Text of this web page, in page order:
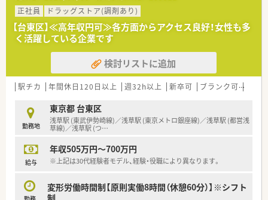
し、1日約230枚に常時8名以上で対応します。
■施設と居宅の在宅業務にも対応しており、幅広い年代の患者様
に対して地域密着型の医療を提供しています。
【法人特徴について】
■全国に多数の店舗を展開し、医療モール事業の先駆者として着
実な成長と安定した経営基盤を誇る大手企業です。
■営業利益率が高く報酬改定の影響を受けにくい強固な経営体
■患者様との距離が近い地域密着型の店舗展開を行っており、一
人ひとりに丁寧に向き合う医療を実現しています。
■国が推進する患者のための薬局ビジョンに賛同し、かかりつけ
機能や健康サポート機能の充実を図っています。
社負担のeラーニング受講を用意しています。
■独自の健康情報誌を定期的に発行し、地域の方々に向けて楽し
正社員
ドラッグストア(調剤あり)
【台東区】≪高年収円可≫各方面からアクセス良好！女性も多
く活躍している企業です
検討リストに追加
駅チカ 年間休日120日以上 週32h以上 新卒可 ブランク可
勤務地
東京都 台東区
浅草駅 (東武伊勢崎線)／浅草駅 (東京メトロ銀座線)／浅草駅 (都営浅
草線)／浅草駅 (つ…
給与
年収505万円～700万円
※上記は30代経験者モデル、経験・役職により異なります。
変形労働時間制【原則実働8時間（休憩60分）】※シフト
制